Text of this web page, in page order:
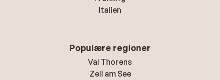
Italien
Populære regioner
Val Thorens
Zell am See